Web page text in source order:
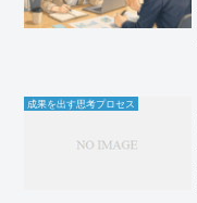
成果を出す思考プロセス